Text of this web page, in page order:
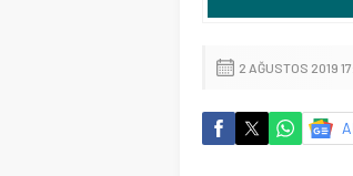
2 AĞUSTOS 2019